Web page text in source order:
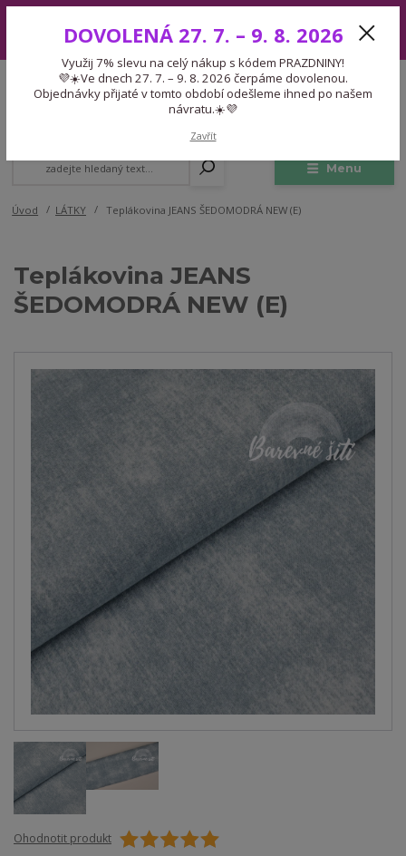
7. – 9. 8. 2026 čerpáme dovolenou. Objednávky přijaté v tomto období
odešleme ihned po našem návratu.☀️💜
Menu
CZK
Expedice 775 866 913
Po-Čt 9-15:30 Pá 9-14:30 Pauza 13-13:45
Úvod LÁTKY Teplákovina JEANS ŠEDOMODRÁ NEW (E)
Teplákovina JEANS
ŠEDOMODRÁ NEW (E)
Ohodnotit produkt
DOVOLENÁ 27. 7. – 9. 8. 2026
Využij 7% slevu na celý nákup s kódem PRAZDNINY!
💜☀️Ve dnech 27. 7. – 9. 8. 2026 čerpáme dovolenou.
Objednávky přijaté v tomto období odešleme ihned po našem
návratu.☀️💜
Zavřít